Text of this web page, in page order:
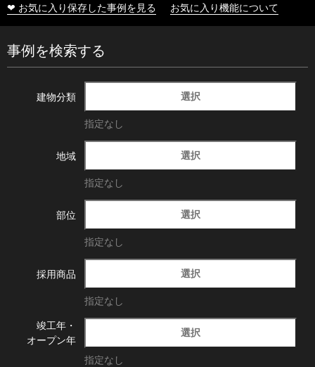
❤ お気に入り保存した事例を見る お気に入り機能について
事例を検索する
建物分類 選択
指定なし
地域 選択
指定なし
部位 選択
指定なし
採用商品 選択
指定なし
竣工年・
オープン年
選択
指定なし